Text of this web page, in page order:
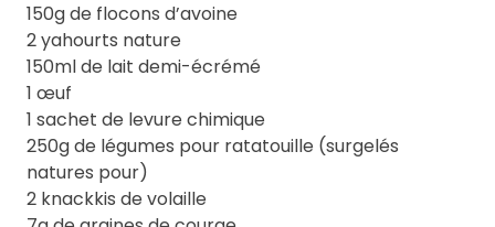
150g de flocons d’avoine
2 yahourts nature
150ml de lait demi-écrémé
1 œuf
1 sachet de levure chimique
250g de légumes pour ratatouille (surgelés
natures pour)
2 knackkis de volaille